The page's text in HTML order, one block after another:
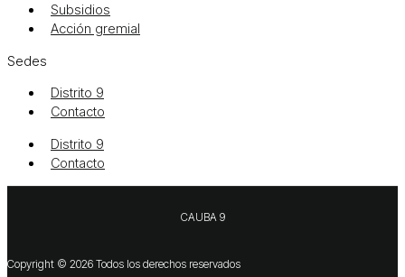
Subsidios
Acción gremial
Sedes
Distrito 9
Contacto
Distrito 9
Contacto
CAUBA 9
Copyright © 2026 Todos los derechos reservados